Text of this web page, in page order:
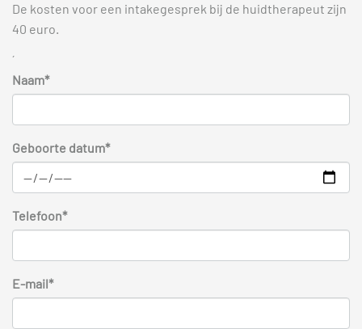
De kosten voor een intakegesprek bij de huidtherapeut zijn
40 euro.
´
Naam*
Geboorte datum*
Telefoon*
E-mail*